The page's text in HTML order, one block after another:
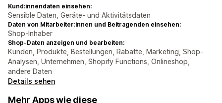
Kund:innendaten einsehen:
Sensible Daten, Geräte- und Aktivitätsdaten
Daten von Mitarbeiter:innen und Beitragenden einsehen:
Shop-Inhaber
Shop-Daten anzeigen und bearbeiten:
Kunden, Produkte, Bestellungen, Rabatte, Marketing, Shop-
Analysen, Unternehmen, Shopify Functions, Onlineshop,
andere Daten
Details sehen
Mehr Apps wie diese